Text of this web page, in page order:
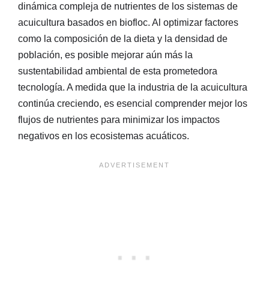
dinámica compleja de nutrientes de los sistemas de
acuicultura basados ​​en biofloc. Al optimizar factores
como la composición de la dieta y la densidad de
población, es posible mejorar aún más la
sustentabilidad ambiental de esta prometedora
tecnología. A medida que la industria de la acuicultura
continúa creciendo, es esencial comprender mejor los
flujos de nutrientes para minimizar los impactos
negativos en los ecosistemas acuáticos.